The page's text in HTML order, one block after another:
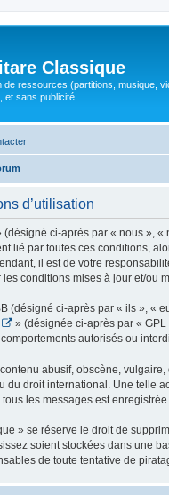
Classique
de ressources (partitions, musique,
et sans publicité.
d’utilisation
ci-après par « nous »,
lié par toutes ces conditions,
il est de votre
conditions mises à jour et/ou
(désigné ci-après par « ils », «
» (désignée ci-après par «
autorisés ou
abusif, obscène,
du droit international. Une telle
les messages est
» se réserve le droit de
soient stockées dans une
de toute tentative de